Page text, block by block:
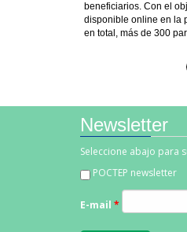
beneficiarios. Con el
disponible online en la
en total, más de 300
Newsletter
Seleccione abajo para
POCTEP newsletter
E-mail *